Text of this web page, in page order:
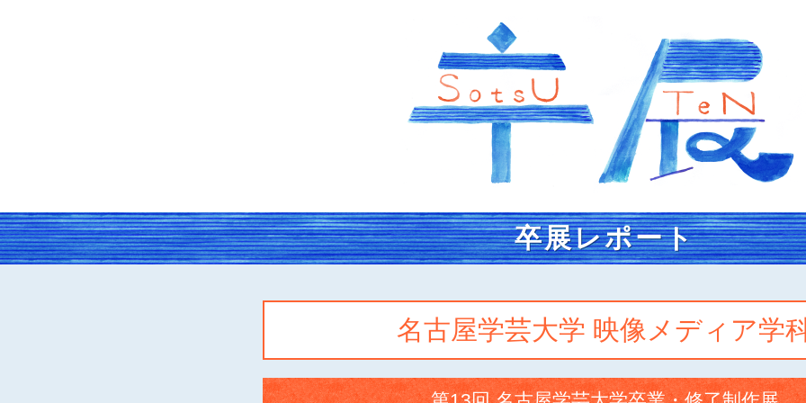
卒展レポート
名古屋学芸大学 映像メディア学